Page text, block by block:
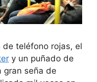
de teléfono rojas, el
y un puñado de
gran seña de